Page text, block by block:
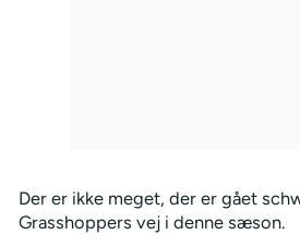
Der er ikke meget, der er gået
Grasshoppers vej i denne sæson.